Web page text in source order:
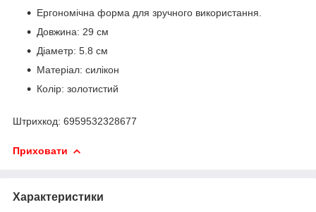
Ергономічна форма для зручного використання.
Довжина: 29 см
Діаметр: 5.8 см
Матеріал: силікон
Колір: золотистий
Штрихкод: 6959532328677
Приховати
Характеристики